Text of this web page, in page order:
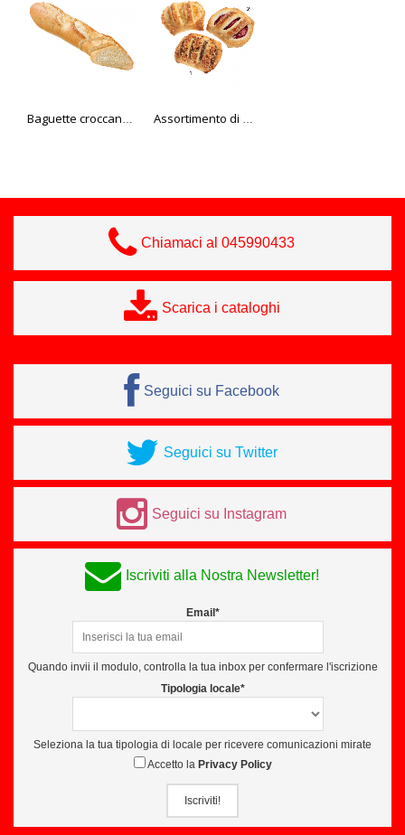
Baguette croccante Edna 280 gr Assortimento di mini sfoglie alla frutta
Chiamaci al 045990433
Scarica i cataloghi
Seguici su Facebook
Seguici su Twitter
Seguici su Instagram
Iscriviti alla Nostra Newsletter!
Email*
Quando invii il modulo, controlla la tua inbox per confermare l'iscrizione
Tipologia locale*
Seleziona la tua tipologia di locale per ricevere comunicazioni mirate
Accetto la Privacy Policy
Iscriviti!